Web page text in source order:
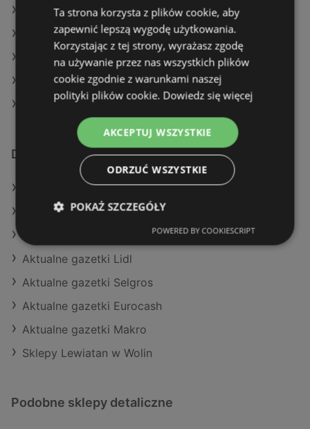
Lewiatan w Bierutów
Lewiatan w Łysomice
Lewiatan w Trzydnik Duży
Lewiatan w Rzepin
Lewiatan w Zwierzyn
Dodatkowe łącza
Oferty Makro
Oferty Netto
Aktualne gazetki Carrefour
Aktualne gazetki Lidl
Aktualne gazetki Selgros
Aktualne gazetki Eurocash
Aktualne gazetki Makro
Sklepy Lewiatan w Wolin
Podobne sklepy detaliczne
Ta strona korzysta z plików cookie, aby
zapewnić lepszą wygodę użytkowania.
Korzystając z tej strony, wyrażasz zgodę
na używanie przez nas wszystkich plików
cookie zgodnie z warunkami naszej
polityki plików cookie. Dowiedz się więcej
AKCEPTUJ WSZYSTKIE
ODRZUĆ WSZYSTKIE
POKAŻ SZCZEGÓŁY
POWERED BY COOKIESCRIPT